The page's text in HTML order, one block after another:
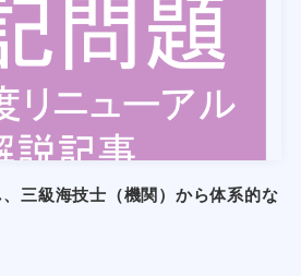
三級海技士（機関）から体系的な